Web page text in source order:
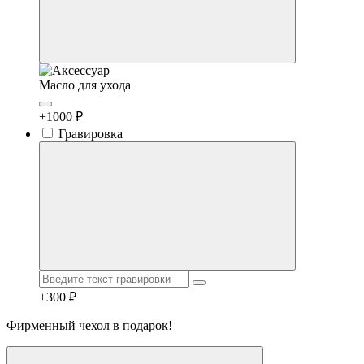
Масло для ухода
+1000 ₽
Гравировка
+300 ₽
Фирменный чехол в подарок!